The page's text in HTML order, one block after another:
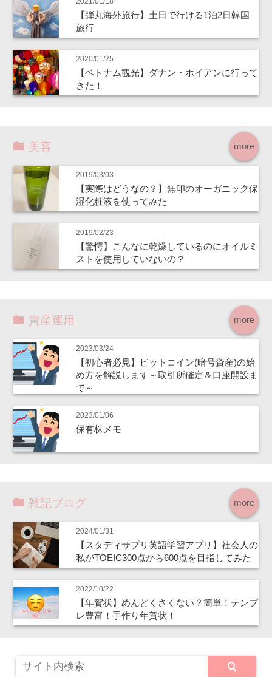
【弾丸海外旅行】土日で行ける1泊2日韓国
旅行
2020/01/25
【ベトナム観光】ダナン・ホイアンに行って
きた！
more
美容
2019/03/03
【実際はどうなの？】無印のオーガニック保
湿化粧液を使ってみた
2019/02/23
【驚愕】こんなに乾燥しているのにオイルミ
ストを使用していないの？
more
資産運用
2023/03/24
【初心者必見】ビットコイン(暗号資産)の始
め方を解説します～取引所確定＆口座開設ま
で～
2023/01/06
保有株メモ
more
雑記ブログ
2024/01/31
【スタディサプリ英語学習アプリ】社会人の
私がTOEIC300点から600点を目指してみた
2022/10/22
【年賀状】めんどくさくない？簡単！テンプ
レ豊富！手作り年賀状！